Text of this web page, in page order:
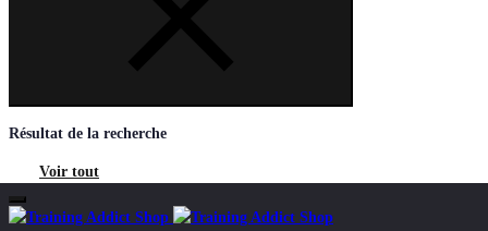
Résultat de la recherche
Voir tout